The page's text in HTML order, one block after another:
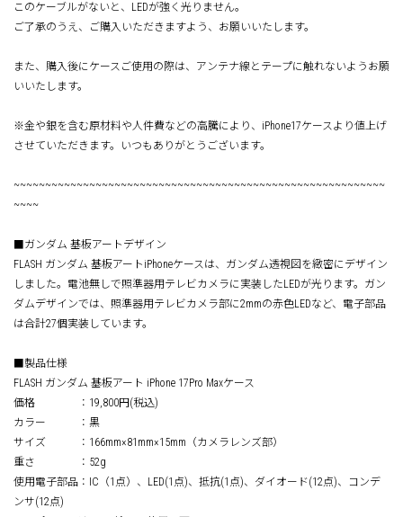
このケーブルがないと、LEDが強く光りません。
ご了承のうえ、ご購入いただきますよう、お願いいたします。
また、購入後にケースご使用の際は、アンテナ線とテープに触れないようお願
いいたします。
※金や銀を含む原材料や人件費などの高騰により、iPhone17ケースより値上げ
させていただきます。いつもありがとうございます。
~~~~~~~~~~~~~~~~~~~~~~~~~~~~~~~~~~~~~~~~~~~~~~~~~~~~~~~~~~~
~~~~
■ガンダム 基板アートデザイン
FLASH ガンダム 基板アートiPhoneケースは、ガンダム透視図を緻密にデザイン
しました。電池無しで照準器用テレビカメラに実装したLEDが光ります。ガン
ダムデザインでは、照準器用テレビカメラ部に2mmの赤色LEDなど、電子部品
は合計27個実装しています。
■製品仕様
FLASH ガンダム 基板アート iPhone 17Pro Maxケース
価格 ：19,800円(税込)
カラー ：黒
サイズ ：166mm×81mm×15mm（カメラレンズ部）
重さ ：52g
使用電子部品：IC（1点）、LED(1点)、抵抗(1点)、ダイオード(12点)、コンデ
ンサ(12点)